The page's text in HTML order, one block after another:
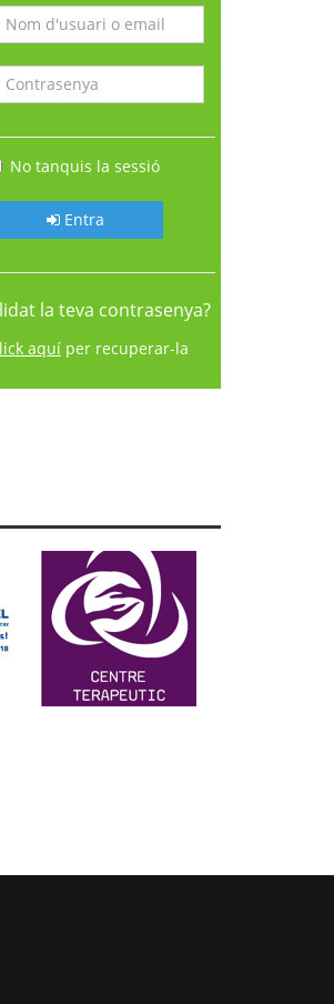
No tanquis la sessió
Entra
la teva contrasenya?
aquíper recuperar-la